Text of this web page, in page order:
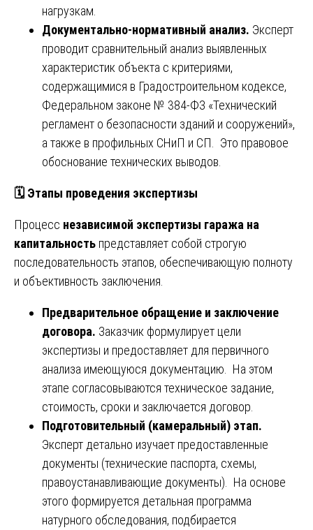
нагрузкам.
Документально-нормативный анализ. Эксперт
проводит сравнительный анализ выявленных
характеристик объекта с критериями,
содержащимися в Градостроительном кодексе,
Федеральном законе № 384-ФЗ «Технический
регламент о безопасности зданий и сооружений»,
а также в профильных СНиП и СП. Это правовое
обоснование технических выводов.
🗓 ️ Этапы проведения экспертизы
Процесс независимой экспертизы гаража на
капитальность представляет собой строгую
последовательность этапов, обеспечивающую полноту
и объективность заключения.
Предварительное обращение и заключение
договора. Заказчик формулирует цели
экспертизы и предоставляет для первичного
анализа имеющуюся документацию. На этом
этапе согласовываются техническое задание,
стоимость, сроки и заключается договор.
Подготовительный (камеральный) этап.
Эксперт детально изучает предоставленные
документы (технические паспорта, схемы,
правоустанавливающие документы). На основе
этого формируется детальная программа
натурного обследования, подбирается